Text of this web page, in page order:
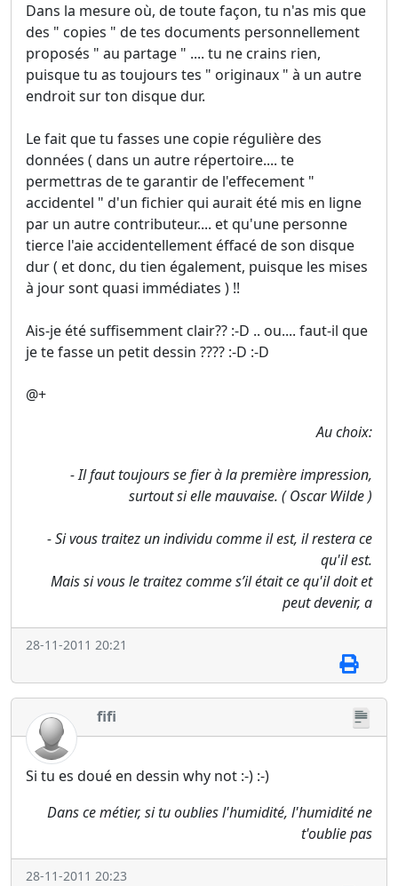
Dans la mesure où, de toute façon, tu n'as mis que
des " copies " de tes documents personnellement
proposés " au partage " .... tu ne crains rien,
puisque tu as toujours tes " originaux " à un autre
endroit sur ton disque dur.
Le fait que tu fasses une copie régulière des
données ( dans un autre répertoire.... te
permettras de te garantir de l'effecement "
accidentel " d'un fichier qui aurait été mis en ligne
par un autre contributeur.... et qu'une personne
tierce l'aie accidentellement éffacé de son disque
dur ( et donc, du tien également, puisque les mises
à jour sont quasi immédiates ) !!
Ais-je été suffisemment clair?? :-D .. ou.... faut-il que
je te fasse un petit dessin ???? :-D :-D
@+
Au choix:
- Il faut toujours se fier à la première impression,
surtout si elle mauvaise. ( Oscar Wilde )
- Si vous traitez un individu comme il est, il restera ce
qu'il est.
Mais si vous le traitez comme s’il était ce qu'il doit et
peut devenir, a
28-11-2011 20:21
fifi
Si tu es doué en dessin why not :-) :-)
Dans ce métier, si tu oublies l'humidité, l'humidité ne
t'oublie pas
28-11-2011 20:23